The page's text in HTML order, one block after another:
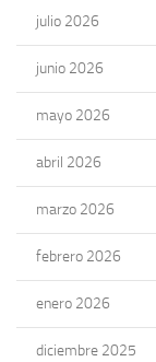
julio 2026
junio 2026
mayo 2026
abril 2026
marzo 2026
febrero 2026
enero 2026
diciembre 2025